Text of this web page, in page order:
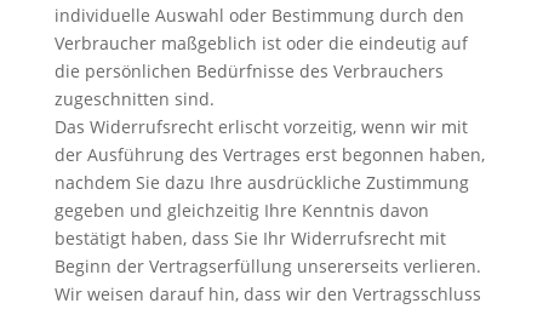
individuelle Auswahl oder Bestimmung durch den
Verbraucher maßgeblich ist oder die eindeutig auf
die persönlichen Bedürfnisse des Verbrauchers
zugeschnitten sind.
Das Widerrufsrecht erlischt vorzeitig, wenn wir mit
der Ausführung des Vertrages erst begonnen haben,
nachdem Sie dazu Ihre ausdrückliche Zustimmung
gegeben und gleichzeitig Ihre Kenntnis davon
bestätigt haben, dass Sie Ihr Widerrufsrecht mit
Beginn der Vertragserfüllung unsererseits verlieren.
Wir weisen darauf hin, dass wir den Vertragsschluss